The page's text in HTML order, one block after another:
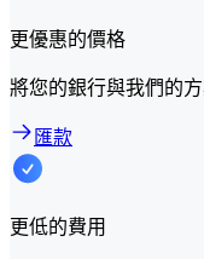
更優惠的價格
將您的銀行與我們的
匯款
更低的費用